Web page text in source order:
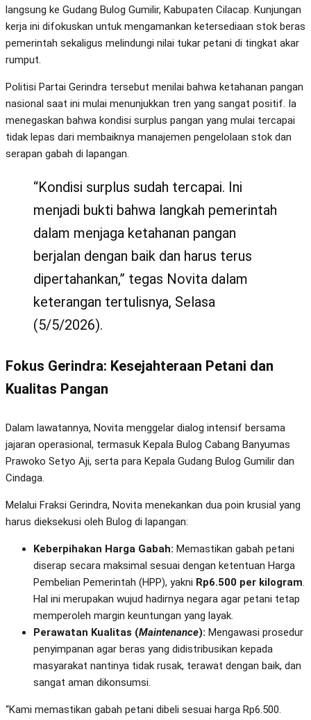
langsung ke Gudang Bulog Gumilir, Kabupaten Cilacap. Kunjungan
kerja ini difokuskan untuk mengamankan ketersediaan stok beras
pemerintah sekaligus melindungi nilai tukar petani di tingkat akar
rumput.
Politisi Partai Gerindra tersebut menilai bahwa ketahanan pangan
nasional saat ini mulai menunjukkan tren yang sangat positif. Ia
menegaskan bahwa kondisi surplus pangan yang mulai tercapai
tidak lepas dari membaiknya manajemen pengelolaan stok dan
serapan gabah di lapangan.
“Kondisi surplus sudah tercapai. Ini
menjadi bukti bahwa langkah pemerintah
dalam menjaga ketahanan pangan
berjalan dengan baik dan harus terus
dipertahankan,” tegas Novita dalam
keterangan tertulisnya, Selasa
(5/5/2026).
Fokus Gerindra: Kesejahteraan Petani dan
Kualitas Pangan
Dalam lawatannya, Novita menggelar dialog intensif bersama
jajaran operasional, termasuk Kepala Bulog Cabang Banyumas
Prawoko Setyo Aji, serta para Kepala Gudang Bulog Gumilir dan
Cindaga.
Melalui Fraksi Gerindra, Novita menekankan dua poin krusial yang
harus dieksekusi oleh Bulog di lapangan:
Keberpihakan Harga Gabah: Memastikan gabah petani
diserap secara maksimal sesuai dengan ketentuan Harga
Pembelian Pemerintah (HPP), yakni Rp6.500 per kilogram.
Hal ini merupakan wujud hadirnya negara agar petani tetap
memperoleh margin keuntungan yang layak.
Perawatan Kualitas (Maintenance): Mengawasi prosedur
penyimpanan agar beras yang didistribusikan kepada
masyarakat nantinya tidak rusak, terawat dengan baik, dan
sangat aman dikonsumsi.
“Kami memastikan gabah petani dibeli sesuai harga Rp6.500.